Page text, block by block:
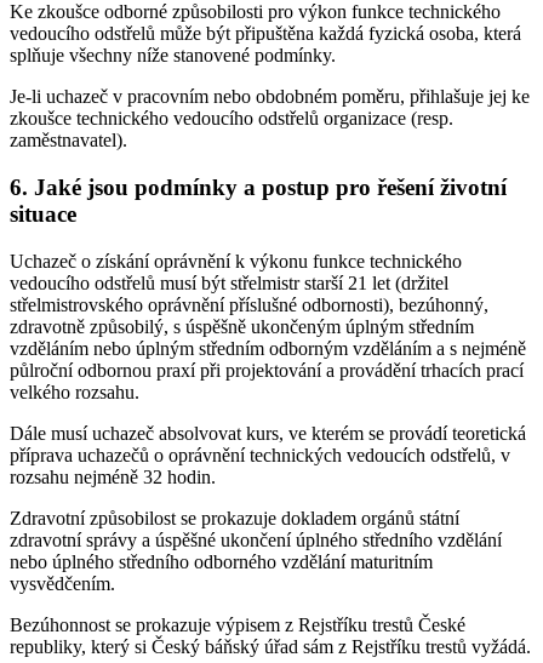
Ke zkoušce odborné způsobilosti pro výkon funkce technického
vedoucího odstřelů může být připuštěna každá fyzická osoba, která
splňuje všechny níže stanovené podmínky.
Je-li uchazeč v pracovním nebo obdobném poměru, přihlašuje jej ke
zkoušce technického vedoucího odstřelů organizace (resp.
zaměstnavatel).
6. Jaké jsou podmínky a postup pro řešení životní
situace
Uchazeč o získání oprávnění k výkonu funkce technického
vedoucího odstřelů musí být střelmistr starší 21 let (držitel
střelmistrovského oprávnění příslušné odbornosti), bezúhonný,
zdravotně způsobilý, s úspěšně ukončeným úplným středním
vzděláním nebo úplným středním odborným vzděláním a s nejméně
půlroční odbornou praxí při projektování a provádění trhacích prací
velkého rozsahu.
Dále musí uchazeč absolvovat kurs, ve kterém se provádí teoretická
příprava uchazečů o oprávnění technických vedoucích odstřelů, v
rozsahu nejméně 32 hodin.
Zdravotní způsobilost se prokazuje dokladem orgánů státní
zdravotní správy a úspěšné ukončení úplného středního vzdělání
nebo úplného středního odborného vzdělání maturitním
vysvědčením.
Bezúhonnost se prokazuje výpisem z Rejstříku trestů České
republiky, který si Český báňský úřad sám z Rejstříku trestů vyžádá.